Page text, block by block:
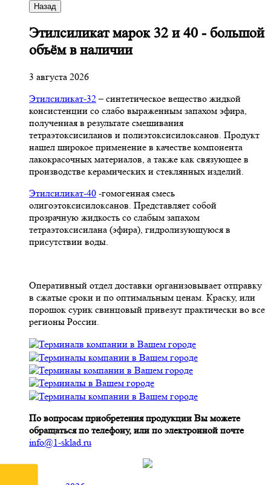
Назад
Этилсиликат марок 32 и 40 - большой
объём в наличии
3 августа 2026
Этилсиликат-32– синтетическое вещество жидкой
консистенции со слабо выраженным запахом эфира,
полученная в результате смешивания
тетpаэтоксисиланов и полиэтоксисилоксанов. Продукт
нашел широкое применение в качестве компонента
лакокрасочных материалов, а также как связующее в
производстве керамических и стеклянных изделий.
Этилсиликат-40 -гомогенная смесь
олигоэтоксисилоксанов. Представляет собой
прозрачную жидкость со слабым запахом
тетраэтоксисилана (эфира), гидролизующуюся в
присутствии воды.
Оперативный отдел доставки организовывает отправку
в сжатые сроки и по оптимальным ценам. Краску, или
порошок сурик свинцовый привезут практически во все
регионы России.
По вопросам приобретения продукции Вы можете
обращаться по телефону, или по электронной почте
info@1-sklad.ru